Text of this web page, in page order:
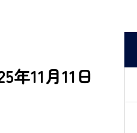
年11月11日